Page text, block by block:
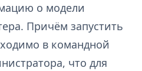
о модели
Причём запустить
в командной
что для